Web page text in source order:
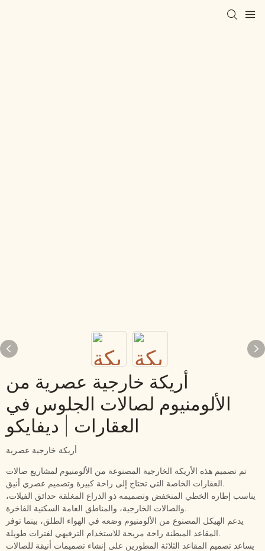
أريكة خارجية عصرية من
الألومنيوم لصالات الجلوس في
العقارات | ديفايكو
أريكة خارجية عصرية
تم تصميم هذه الأريكة الخارجية المصنوعة من الألومنيوم لمشاريع صالات
العقارات الخاصة التي تحتاج إلى راحة كبيرة وتصميم عصري أنيق.
يناسب إطاره الخطي المنخفض وتصميمه ذو الذراع المغلقة حدائق الفيلات،
والصالات الخارجية، والمناطق العامة السكنية الفاخرة.
يدعم الهيكل المصنوع من الألومنيوم وضعه في الهواء الطلق، بينما توفر
المقاعد المبطنة راحة مريحة للاستخدام الترفيهي لفترات طويلة.
يساعد تصميم المقاعد الثلاثة المطورين على إنشاء تصميمات أنيقة للصالات